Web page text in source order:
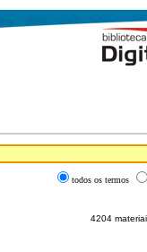
todos os termos
4204